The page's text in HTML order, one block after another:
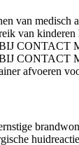
van medisch
van kinderen
CONTACT
CONTACT
afvoeren